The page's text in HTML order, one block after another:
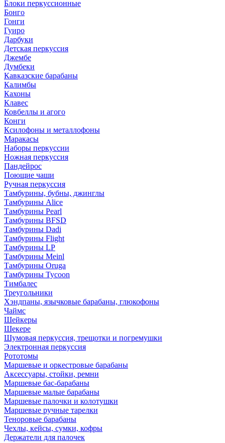
Блоки перкуссионные
Бонго
Гонги
Гуиро
Дарбуки
Детская перкуссия
Джембе
Думбеки
Кавказские барабаны
Калимбы
Кахоны
Клавес
Ковбеллы и агого
Конги
Ксилофоны и металлофоны
Маракасы
Наборы перкуссии
Ножная перкуссия
Пандейрос
Поющие чаши
Ручная перкуссия
Тамбурины, бубны, джинглы
Тамбурины Alice
Тамбурины Pearl
Тамбурины BFSD
Тамбурины Dadi
Тамбурины Flight
Тамбурины LP
Тамбурины Meinl
Тамбурины Oruga
Тамбурины Tycoon
Тимбалес
Треугольники
Хэндпаны, язычковые барабаны, глюкофоны
Чаймс
Шейкеры
Шекере
Шумовая перкуссия, трещотки и погремушки
Электронная перкуссия
Рототомы
Маршевые и оркестровые барабаны
Аксессуары, стойки, ремни
Маршевые бас-барабаны
Маршевые малые барабаны
Маршевые палочки и колотушки
Маршевые ручные тарелки
Теноровые барабаны
Чехлы, кейсы, сумки, кофры
Держатели для палочек